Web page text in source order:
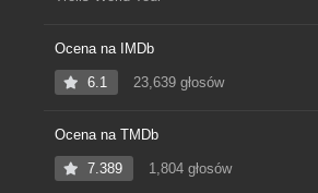
Ocena na IMDb
6.1 23,639 głosów
Ocena na TMDb
7.389 1,804 głosów